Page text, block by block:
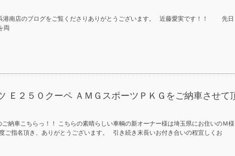
港南店のブログをご覧くださりありがとうございます。 近藤愛実です！！ 先日
両
Ｅ２５０クーペ ＡＭＧスポーツＰＫＧをご納車させて
納車こちらっ！！ こちらの素晴らしい車輌の新オーナー様は埼玉県にお住いのＭ
ご指名頂き、ありがとうございます。 引き続き末長いお付き合いの程宜しくお